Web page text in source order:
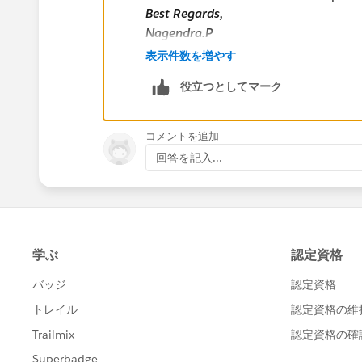
service.timeout_x = 120000;
List < MetadataService.Metadata >
System.debug('before first call');
if(!Test.isRunningTest())
metaDataList =
MetadataService.RecordType
testRtype.fullName =
List < MetadataService.RecordType >
Best Regards,
Nagendra.P
表示件数を増やす
役立つとしてマーク
コメントを追加
回答を記入...